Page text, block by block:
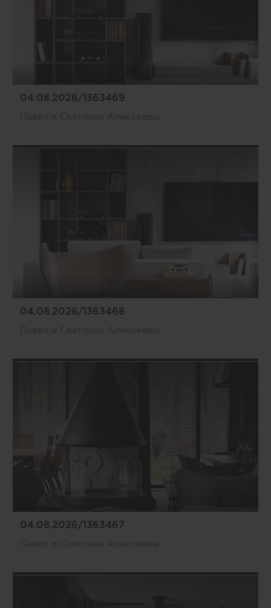
04.08.2026/1363469
04.08.2026/1363468
04.08.2026/1363467